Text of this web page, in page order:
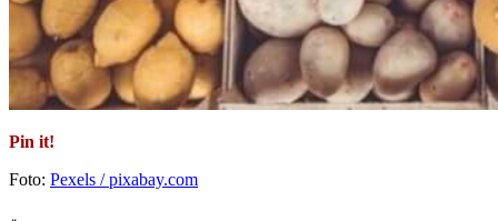
Pin it!
Foto: Pexels / pixabay.com